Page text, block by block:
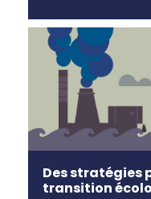
Des stratégies
transition